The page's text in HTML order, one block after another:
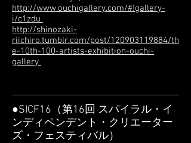
http://www.ouchigallery.com/#!gallery-
i/c1zdu
http://shinozaki-
riichiro.tumblr.com/post/120903119884/th
e-10th-100-artists-exhibition-ouchi-
gallery
●SICF16（第16回 スパイラル・イ
ンディペンデント・クリエーター
ズ・フェスティバル）